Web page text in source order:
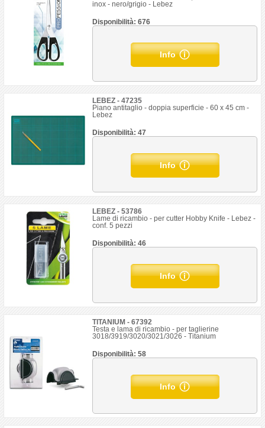
inox - nero/grigio - Lebez
Disponibilità: 676
Info
LEBEZ - 47235
Piano antitaglio - doppia superficie - 60 x 45 cm -
Lebez
Disponibilità: 47
Info
LEBEZ - 53786
Lame di ricambio - per cutter Hobby Knife - Lebez -
conf. 5 pezzi
Disponibilità: 46
Info
TITANIUM - 67392
Testa e lama di ricambio - per taglierine
3018/3919/3020/3021/3026 - Titanium
Disponibilità: 58
Info